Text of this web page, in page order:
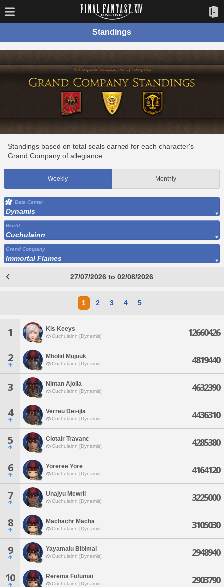
Standings
Standings based on total seals earned for each character's
Grand Company of allegiance.
Weekly Monthly
Data Center
Dynamis
World
Cuchulainn
Grand Company
Immortal Flames
27/07/2026 to 02/08/2026
1 2 3 4 5
1 Kis Keeys
Cuchulainn [Dynamis] 12660426
2 Mholid Mujuuk
Cuchulainn [Dynamis] 4819440
3 Nintan Ajolla
Cuchulainn [Dynamis] 4632390
4 Verreu Dei-ijla
Cuchulainn [Dynamis] 4436310
5 Clotair Travanc
Cuchulainn [Dynamis] 4285380
6 Yoreree Yore
Cuchulainn [Dynamis] 4164120
7 Unajyu Mewril
Cuchulainn [Dynamis] 3225000
8 Machachr Macha
Cuchulainn [Dynamis] 3105030
9 Yayamaiu Bibimai
Cuchulainn [Dynamis] 2948940
10 Rerema Fufumai
Cuchulainn [Dynamis] 2903790